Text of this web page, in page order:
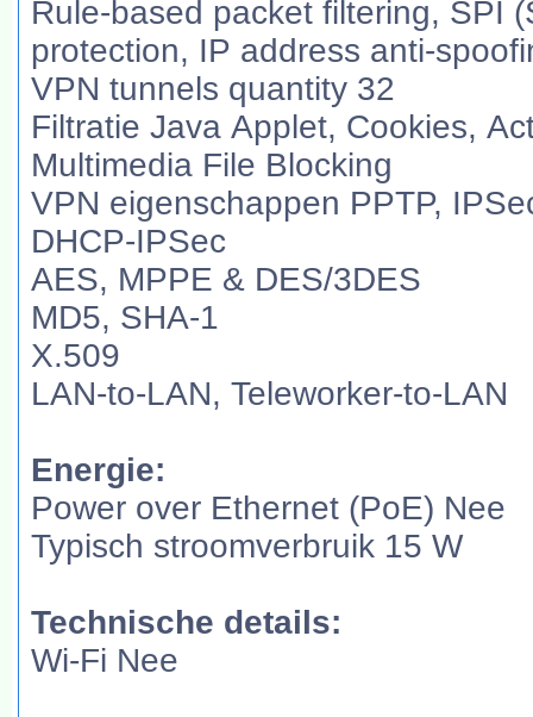
Rule-based packet filtering, SPI
protection, IP address anti-
VPN tunnels quantity 32
Filtratie Java Applet, Cookies,
Multimedia File Blocking
VPN eigenschappen PPTP,
DHCP-IPSec
AES, MPPE & DES/3DES
MD5, SHA-1
X.509
LAN-to-LAN, Teleworker-to-LAN
Energie:
Power over Ethernet (PoE) Nee
Typisch stroomverbruik 15 W
Technische details:
Wi-Fi Nee